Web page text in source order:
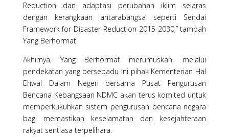
Reduction dan adaptasi perubahan iklim selaras
dengan kerangkaan antarabangsa seperti Sendai
Framework for Disaster Reduction 2015-2030,” tambah
Yang Berhormat.
Akhirnya, Yang Berhormat merumuskan, melalui
pendekatan yang bersepadu ini pihak Kementerian Hal
Ehwal Dalam Negeri bersama Pusat Pengurusan
Bencana Kebangsaan NDMC akan terus komited untuk
memperkukuhkan sistem pengurusan bencana negara
bagi memastikan keselamatan dan kesejahteraan
rakyat sentiasa terpelihara.